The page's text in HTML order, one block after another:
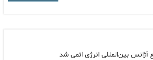
آژانس بین‌المللی انرژی اتمی شد